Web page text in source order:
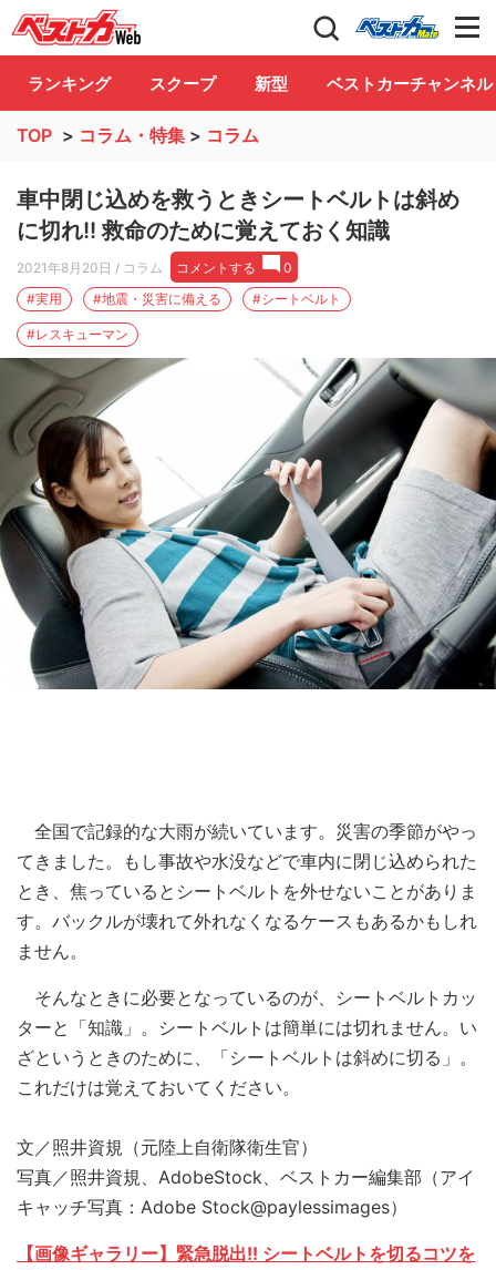
自動車情報誌「ベストカー」 Club
ランキング スクープ 新型 ベストカーチャンネル
TOP > コラム・特集 > コラム
車中閉じ込めを救うときシートベルトは斜め
に切れ!! 救命のために覚えておく知識
2021年8月20日 / コラム コメントする
0
#実用
#地震・災害に備える #シートベルト
#レスキューマン
全国で記録的な大雨が続いています。災害の季節がやっ
てきました。もし事故や水没などで車内に閉じ込められた
とき、焦っているとシートベルトを外せないことがありま
す。バックルが壊れて外れなくなるケースもあるかもしれ
ません。
そんなときに必要となっているのが、シートベルトカッ
ターと「知識」。シートベルトは簡単には切れません。い
ざというときのために、「シートベルトは斜めに切る」。
これだけは覚えておいてください。
文／照井資規（元陸上自衛隊衛生官）
写真／照井資規、AdobeStock、ベストカー編集部（アイ
キャッチ写真：Adobe Stock@paylessimages）
【画像ギャラリー】緊急脱出!! シートベルトを切るコツを